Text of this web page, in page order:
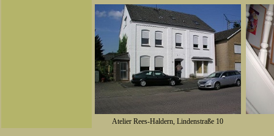
Atelier Rees-Haldern, Lindenstraße 10